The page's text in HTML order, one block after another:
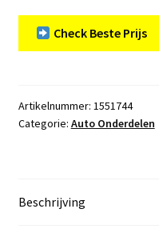
Check Beste Prijs
Artikelnummer: 1551744
Categorie: Auto Onderdelen
Beschrijving